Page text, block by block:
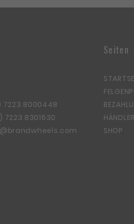
7223 8000448
7223 8301630
Seiten
SHOP